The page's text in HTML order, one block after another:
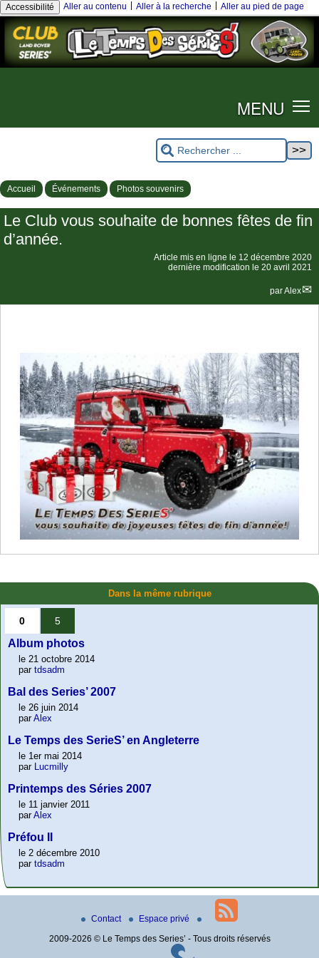
Accessibilité Aller au contenu Aller à la recherche Aller au pied de page
MENU
Accueil Événements Photos souvenirs
Le Club vous souhaite de bonnes fêtes de fin
d’année.
Article mis en ligne le 12 décembre 2020
dernière modification le 20 avril 2021
parAlex
Dans la même rubrique
0 5
Album photos
le 21 octobre 2014
par tdsadm
Bal des Series’ 2007
le 26 juin 2014
parAlex
Le Temps des SerieS’ en Angleterre
le 1er mai 2014
par
Lucmilly
Printemps des Séries 2007
le 11 janvier 2011
parAlex
Préfou II
le 2 décembre 2010
par tdsadm
Contact
Espace privé
2009-2026 © Le Temps des Series’ - Tous droits réservés